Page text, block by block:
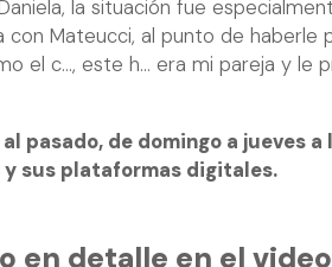
la situación fue
con Mateucci, al punto de haberle
el c..., este h... era mi pareja y le
pasado, de domingo a jueves a
y sus plataformas digitales.
en detalle en el